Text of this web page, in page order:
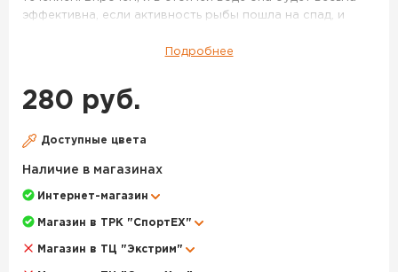
эффективна, если активность рыбы пошла на спад, и
Area, то есть были разработаны экспертами Norstream
для форелевой рыбалки. Блесны получили вытянутую
изгиб. Это обеспечивает дразнящую игру при неспешной
акваториях. Приманки подходят для проводок у самой
поверхности и в толще воды. Модель весом 4,3 гр
рыбе. Более легкие колебалки Norstream Area Felix
подойдут для облавливания ближних дистанций.
Подробнее
280 руб.
Доступные цвета
Наличие в магазинах
Интернет-магазин
Магазин в ТРК "СпортЕХ"
Магазин в ТЦ "Экстрим"